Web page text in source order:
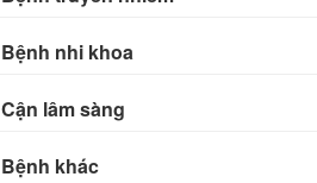
Bệnh nhi khoa
Cận lâm sàng
Bệnh khác